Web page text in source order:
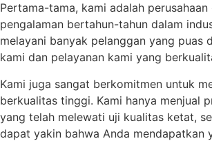
Pertama-tama, kami adalah perusahaan
pengalaman bertahun-tahun dalam
melayani banyak pelanggan yang puas
kami dan pelayanan kami yang
Kami juga sangat berkomitmen untuk
berkualitas tinggi. Kami hanya menjual
yang telah melewati uji kualitas ketat,
dapat yakin bahwa Anda mendapatkan